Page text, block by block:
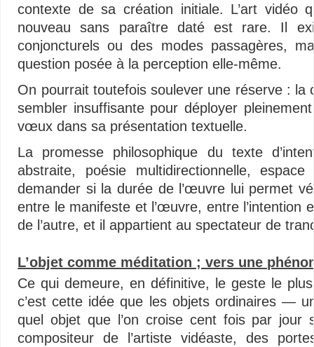
contexte de sa création initiale. L’art vidéo
nouveau sans paraître daté est rare. Il
conjoncturels ou des modes passagères,
question posée à la perception elle-même.
On pourrait toutefois soulever une réserve :
sembler insuffisante pour déployer
vœux dans sa présentation textuelle.
La promesse philosophique du texte
abstraite, poésie multidirectionnelle,
demander si la durée de l’œuvre lui permet
entre le manifeste et l’œuvre, entre l’intention
de l’autre, et il appartient au spectateur de
L’objet comme méditation ; vers une
Ce qui demeure, en définitive, le geste le
c’est cette idée que les objets ordinaires —
quel objet que l’on croise cent fois par
compositeur de l’artiste vidéaste, des